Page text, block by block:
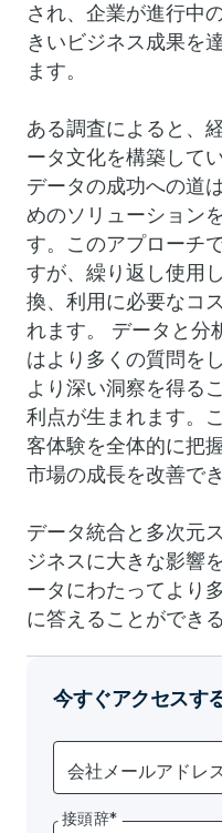
され、企業が進行中
きいビジネス成果を
ます。
ある調査によると、
ータ文化を構築して
データの成功への道
めのソリューション
す。このアプローチ
すが、繰り返し使用
換、利用に必要なコ
れます。 データと分
はより多くの質問を
より深い洞察を得る
利点が生まれます。
客体験を全体的に把
市場の成長を改善でき
データ統合と多次元
ジネスに大きな影響
ータにわたってより
に答えることができ
今すぐアクセスす
会社メールアドレ
接頭辞*